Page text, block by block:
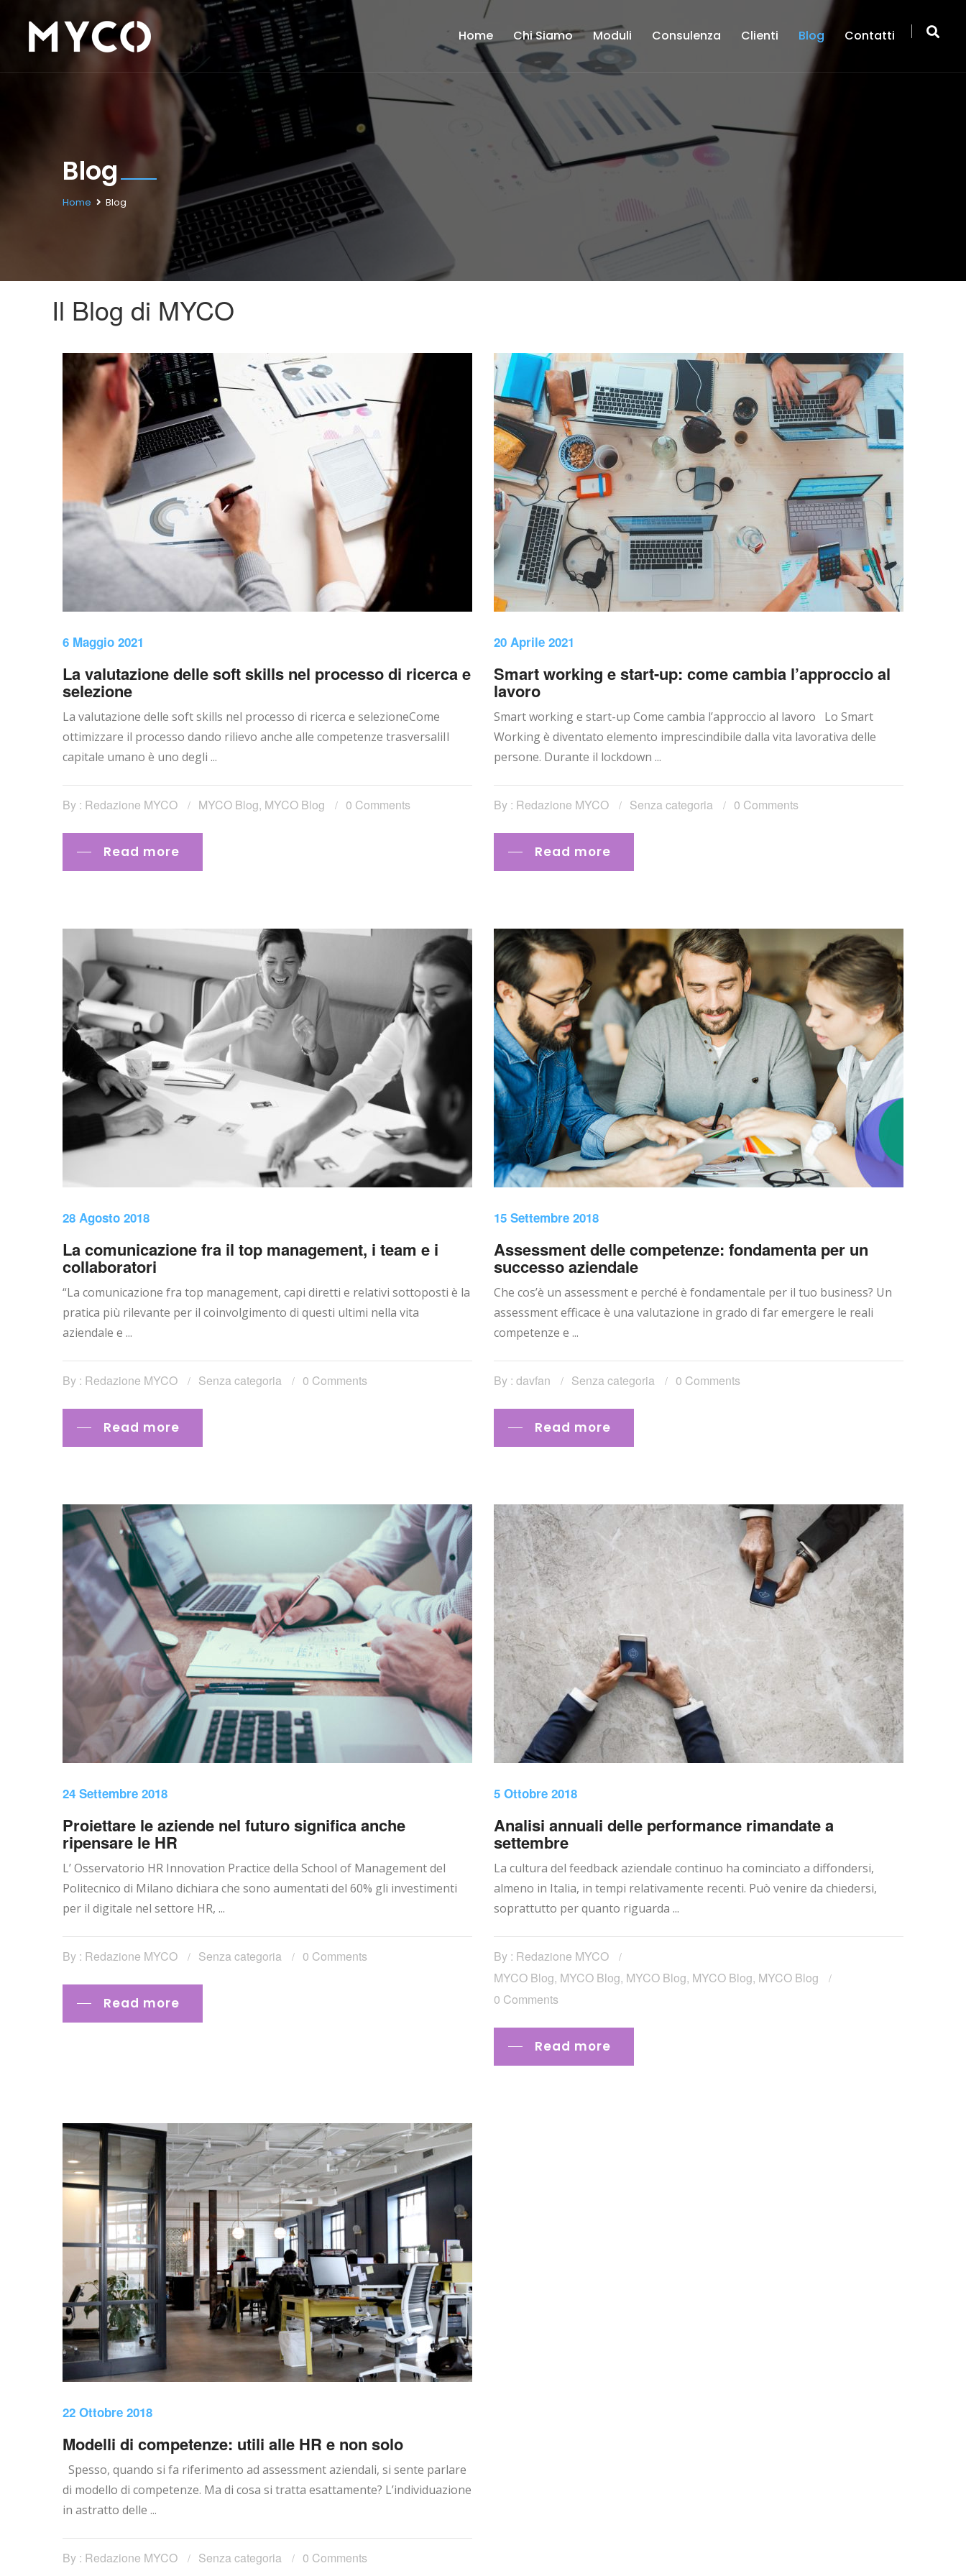
Home Chi Siamo Moduli Consulenza Clienti Blog Contatti
Blog
Home Blog
Il Blog di MYCO
6 Maggio 2021
La valutazione delle soft skills nel processo di ricerca e
selezione
La valutazione delle soft skills nel processo di ricerca e selezioneCome
ottimizzare il processo dando rilievo anche alle competenze trasversaliIl
capitale umano è uno degli ...
By : Redazione MYCO MYCO Blog, MYCO Blog 0 Comments
Read more
20 Aprile 2021
Smart working e start-up: come cambia l’approccio al
lavoro
Smart working e start-up Come cambia l’approccio al lavoro Lo Smart
Working è diventato elemento imprescindibile dalla vita lavorativa delle
persone. Durante il lockdown ...
By : Redazione MYCO Senza categoria 0 Comments
Read more
28 Agosto 2018
La comunicazione fra il top management, i team e i
collaboratori
“La comunicazione fra top management, capi diretti e relativi sottoposti è la
pratica più rilevante per il coinvolgimento di questi ultimi nella vita
aziendale e ...
By : Redazione MYCO Senza categoria 0 Comments
Read more
15 Settembre 2018
Assessment delle competenze: fondamenta per un
successo aziendale
Che cos’è un assessment e perché è fondamentale per il tuo business? Un
assessment efficace è una valutazione in grado di far emergere le reali
competenze e ...
By : davfan Senza categoria 0 Comments
Read more
24 Settembre 2018
Proiettare le aziende nel futuro significa anche
ripensare le HR
L’ Osservatorio HR Innovation Practice della School of Management del
Politecnico di Milano dichiara che sono aumentati del 60% gli investimenti
per il digitale nel settore HR, ...
By : Redazione MYCO Senza categoria 0 Comments
Read more
5 Ottobre 2018
Analisi annuali delle performance rimandate a
settembre
La cultura del feedback aziendale continuo ha cominciato a diffondersi,
almeno in Italia, in tempi relativamente recenti. Può venire da chiedersi,
soprattutto per quanto riguarda ...
By : Redazione MYCO
MYCO Blog, MYCO Blog, MYCO Blog, MYCO Blog, MYCO Blog
0 Comments
Read more
22 Ottobre 2018
Modelli di competenze: utili alle HR e non solo
Spesso, quando si fa riferimento ad assessment aziendali, si sente parlare
di modello di competenze. Ma di cosa si tratta esattamente? L’individuazione
in astratto delle ...
By : Redazione MYCO Senza categoria 0 Comments